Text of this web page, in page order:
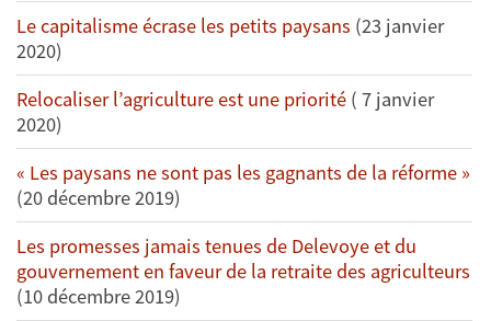
Le capitalisme écrase les petits paysans (23 janvier
2020)
Relocaliser l’agriculture est une priorité ( 7 janvier
2020)
« Les paysans ne sont pas les gagnants de la réforme »
(20 décembre 2019)
Les promesses jamais tenues de Delevoye et du
gouvernement en faveur de la retraite des agriculteurs
(10 décembre 2019)